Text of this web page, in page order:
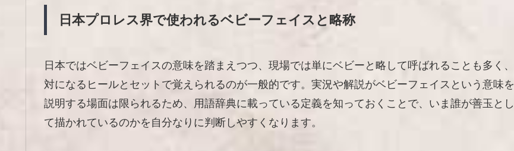
日本プロレス界で使われるベビーフェイスと略称
日本ではベビーフェイスの意味を踏まえつつ、現場では単にベビーと略して呼ばれることも多く、
対になるヒールとセットで覚えられるのが一般的です。実況や解説がベビーフェイスという意味を
説明する場面は限られるため、用語辞典に載っている定義を知っておくことで、いま誰が善玉とし
て描かれているのかを自分なりに判断しやすくなります。